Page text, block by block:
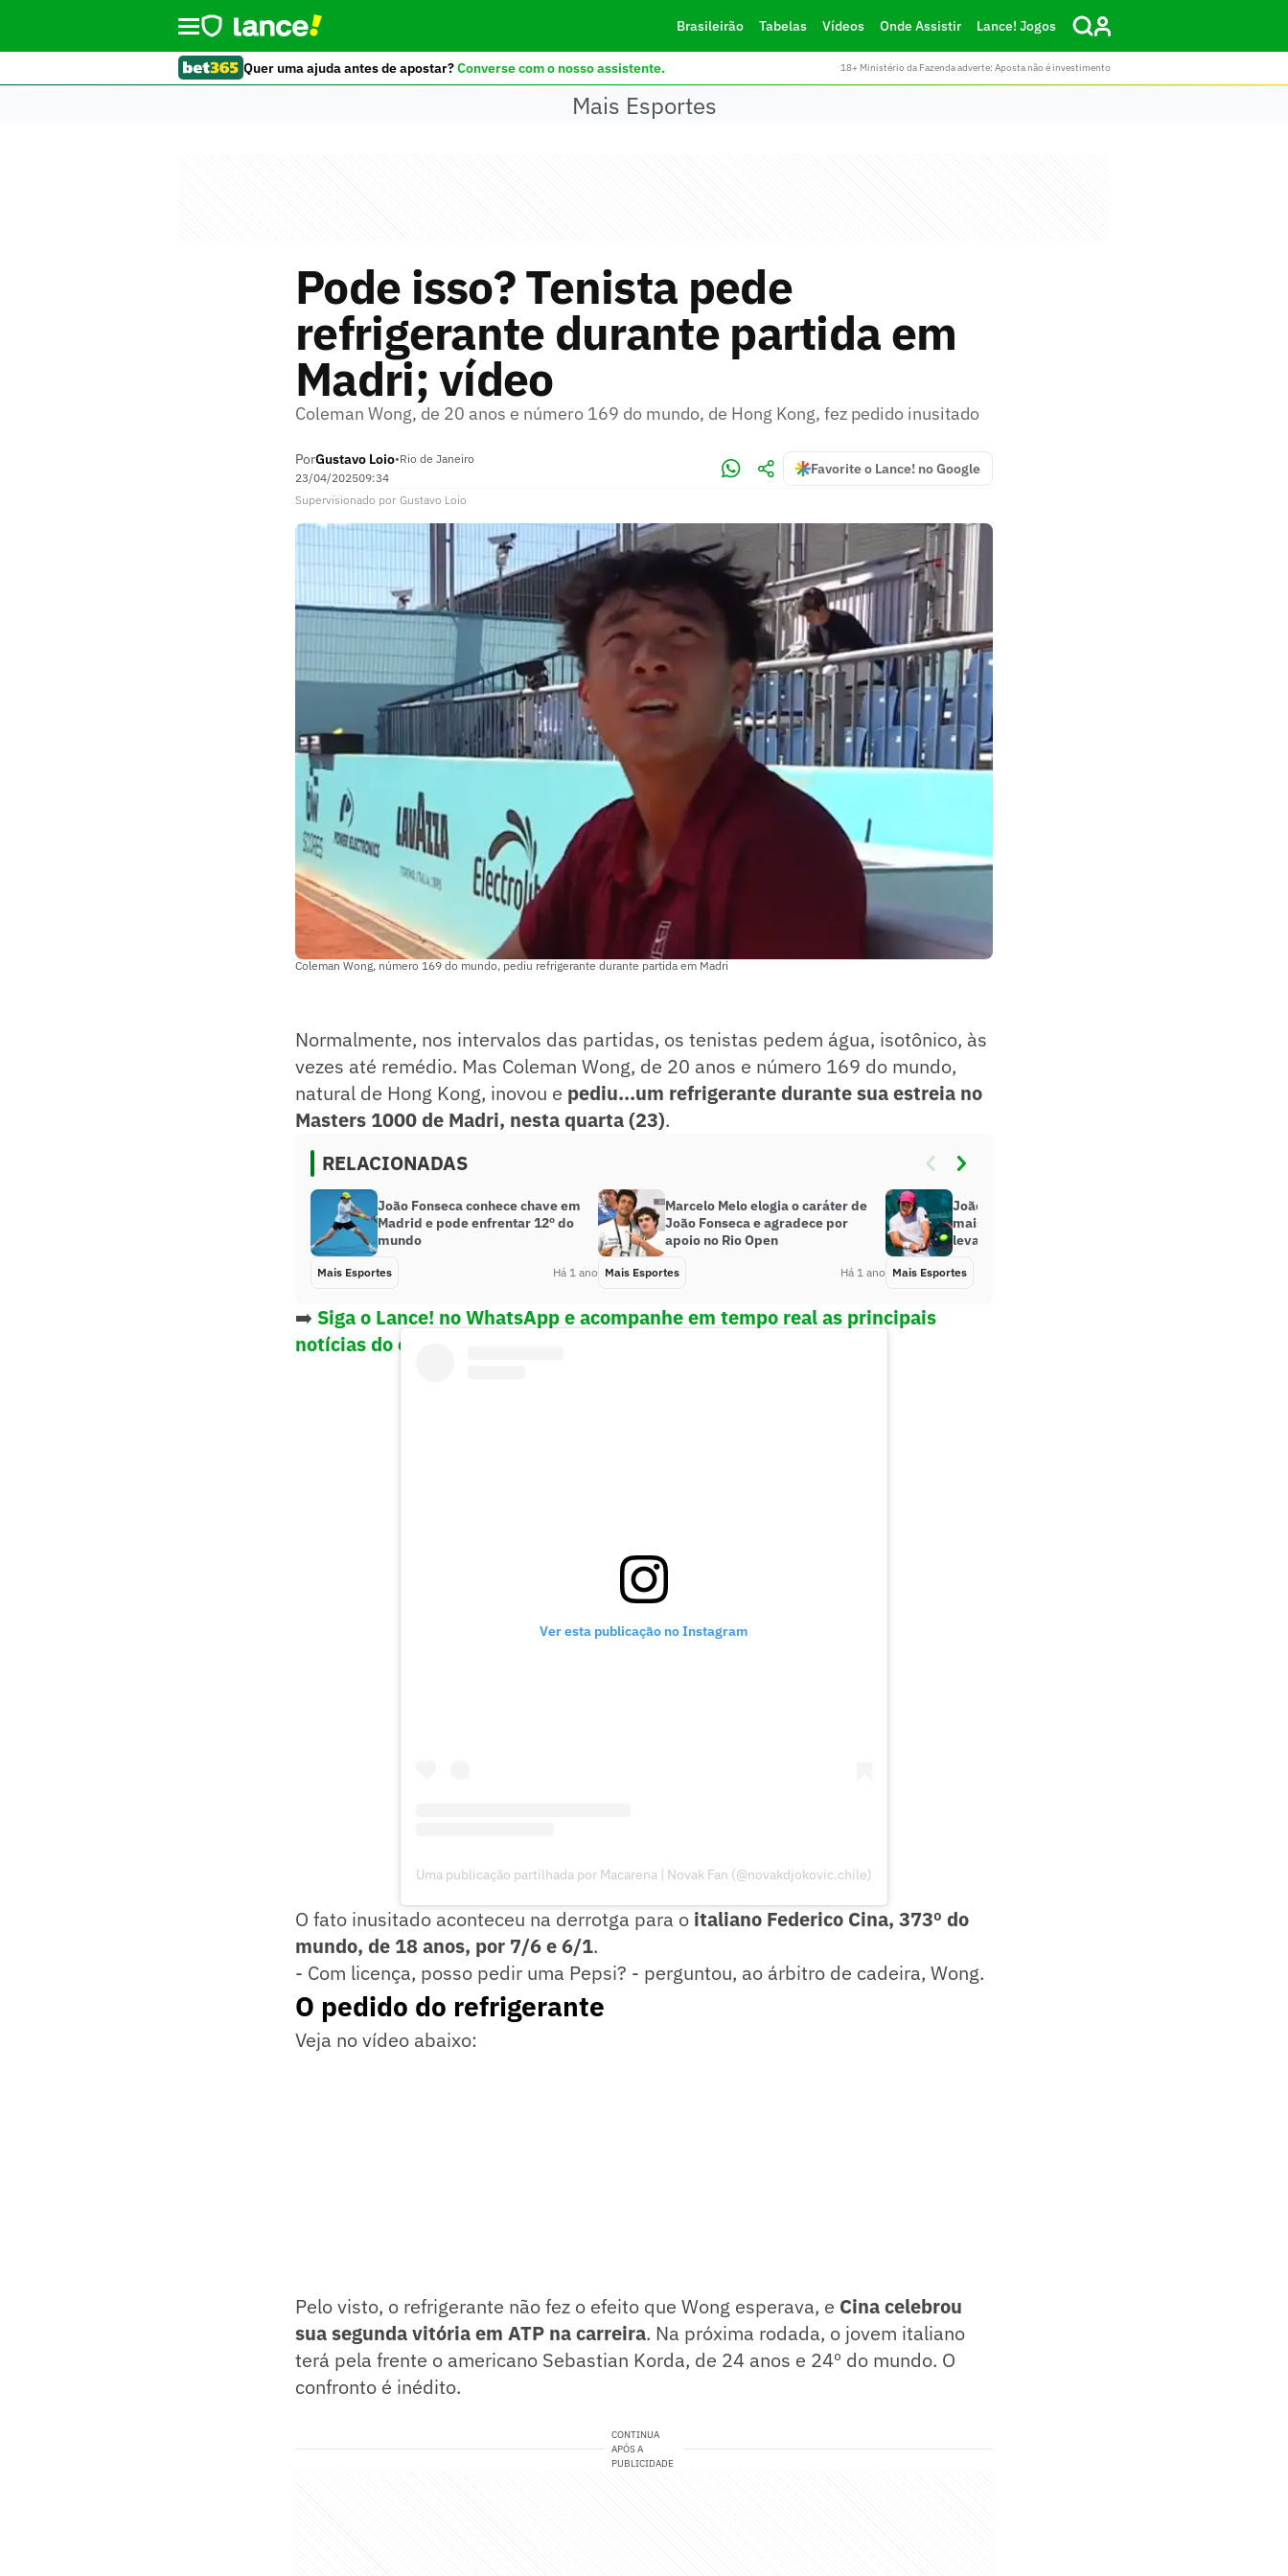
Brasileirão Tabelas Vídeos Onde Assistir Lance! Jogos
Quer uma ajuda antes de apostar?Converse com o nosso assistente. 18+ Ministério da Fazenda adverte: Aposta não é investimento
Mais Esportes
Pode isso? Tenista pede
refrigerante durante partida em
Madri; vídeo
Coleman Wong, de 20 anos e número 169 do mundo, de Hong Kong, fez pedido inusitado
PorGustavo Loio•Rio de Janeiro
23/04/202509:34
Favorite o Lance! no Google
Supervisionado por Gustavo Loio
Coleman Wong, número 169 do mundo, pediu refrigerante durante partida em Madri
Normalmente, nos intervalos das partidas, os tenistas pedem água, isotônico, às
vezes até remédio. Mas Coleman Wong, de 20 anos e número 169 do mundo,
natural de Hong Kong, inovou e pediu...um refrigerante durante sua estreia no
Masters 1000 de Madri, nesta quarta (23).
RELACIONADAS
João Fonseca conhece chave em
Madrid e pode enfrentar 12º do
mundo
Mais Esportes Há 1 ano
Marcelo Melo elogia o caráter de
João Fonseca e agradece por
apoio no Rio Open
Mais Esportes Há 1 ano
João Fonseca é o quinto tenista
mais buscado na Internet, aponta
levantamento
Mais Esportes
➡️ Siga o Lance! no WhatsApp e acompanhe em tempo real as principais
notícias do esporte
Ver esta publicação no Instagram
Uma publicação partilhada por Macarena | Novak Fan (@novakdjokovic.chile)
O fato inusitado aconteceu na derrotga para o italiano Federico Cina, 373º do
mundo, de 18 anos, por 7/6 e 6/1.
- Com licença, posso pedir uma Pepsi? - perguntou, ao árbitro de cadeira, Wong.
O pedido do refrigerante
Veja no vídeo abaixo:
Pelo visto, o refrigerante não fez o efeito que Wong esperava, e Cina celebrou
sua segunda vitória em ATP na carreira. Na próxima rodada, o jovem italiano
terá pela frente o americano Sebastian Korda, de 24 anos e 24º do mundo. O
confronto é inédito.
CONTINUA
APÓS A
PUBLICIDADE